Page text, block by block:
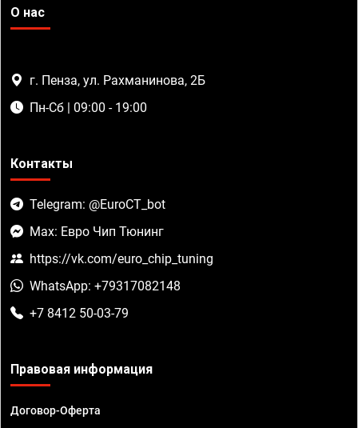
О нас
г. Пенза, ул. Рахманинова, 2Б
Пн-Сб | 09:00 - 19:00
Контакты
Telegram: @EuroCT_bot
Max: Евро Чип Тюнинг
https://vk.com/euro_chip_tuning
WhatsApp: +79317082148
+7 8412 50-03-79
Правовая информация
Договор-Оферта